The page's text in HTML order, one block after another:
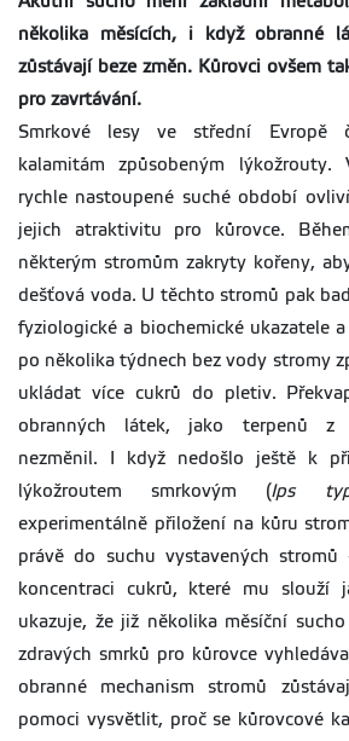
několika měsících, i když obranné
zůstávají beze změn. Kůrovci ovšem
pro zavrtávání.
Smrkové lesy ve střední Evropě
kalamitám způsobeným lýkožrouty.
rychle nastoupené suché období
jejich atraktivitu pro kůrovce.
některým stromům zakryty kořeny,
dešťová voda. U těchto stromů pak
fyziologické a biochemické ukazatele
po několika týdnech bez vody stromy
ukládat více cukrů do pletiv.
obranných látek, jako terpenů z
nezměnil. I když nedošlo ještě k
lýkožroutem smrkovým (Ips
experimentálně přiložení na kůru
právě do suchu vystavených
koncentraci cukrů, které mu slouží
ukazuje, že již několika měsíční
zdravých smrků pro kůrovce
obranné mechanism stromů
pomoci vysvětlit, proč se kůrovcové